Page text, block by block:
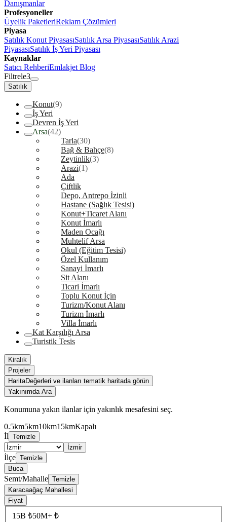
Danışmanlar
Profesyoneller
Üyelik PaketleriReklam Çözümleri
Piyasa
Satılık Konut PiyasasıSatılık Arsa PiyasasıSatılık Arazi
PiyasasıSatılık İş Yeri Piyasası
Kaynaklar
Satıcı RehberiEmlakjet Blog
Filtrele3
Satılık
Konut(9)
İş Yeri
Devren İş Yeri
Arsa(42)
Tarla(30)
Bağ & Bahçe(8)
Zeytinlik(3)
Arazi(1)
Ada
Çiftlik
Depo, Antrepo İzinli
Hastane (Sağlık Tesisi)
Konut+Ticaret Alanı
Konut İmarlı
Maden Ocağı
Muhtelif Arsa
Okul (Eğitim Tesisi)
Özel Kullanım
Sanayi İmarlı
Sit Alanı
Ticari İmarlı
Toplu Konut İçin
Turizm/Konut Alanı
Turizm İmarlı
Villa İmarlı
Kat Karşılığı Arsa
Turistik Tesis
Kiralık
Projeler
HaritaDeğerleri ve ilanları tematik haritada görün
Yakınımda Ara
Konumuna yakın ilanlar için yakınlık mesafesini seç.
0.5km5km10km15kmKapalı
İl Temizle
İzmir
İlçe Temizle
Buca
Semt/Mahalle Temizle
Karacaağaç Mahallesi
Fiyat
15B ₺50M+ ₺